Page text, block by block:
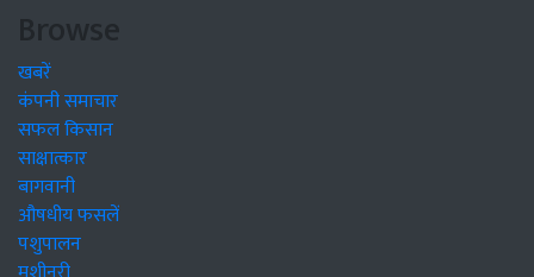
Browse
खबरें
कंपनी समाचार
सफल किसान
साक्षात्कार
बागवानी
औषधीय फसलें
पशुपालन